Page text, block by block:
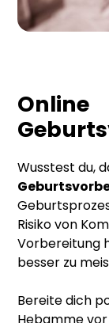
Online
Wusstest du,
Risiko von
Vorbereitung
besser zu
Bereite dich